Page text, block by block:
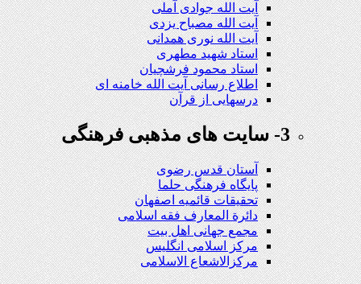
آیت الله جوادی آملی
آیت الله مصباح یزدی
آیت الله نوری همدانی
استاد شهید مطهری
استاد محمود فرشچیان
اطلاع رسانی آیت الله خامنه ای
درسهایی از قرآن
3- سایت های مذهبی فرهنگی
آستان قدس رضوی
پایگاه فرهنگی حلما
تحقیقات قائمیه اصفهان
دائرة المعارف فقه اسلامی
مجمع جهانی اهل بیت
مرکز اسلامی انگلیس
مرکزالاشعاع الاسلامی